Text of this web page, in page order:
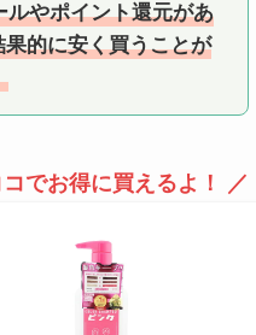
ルやポイント還元があ
果的に安く買うことが
コでお得に買えるよ！ ／